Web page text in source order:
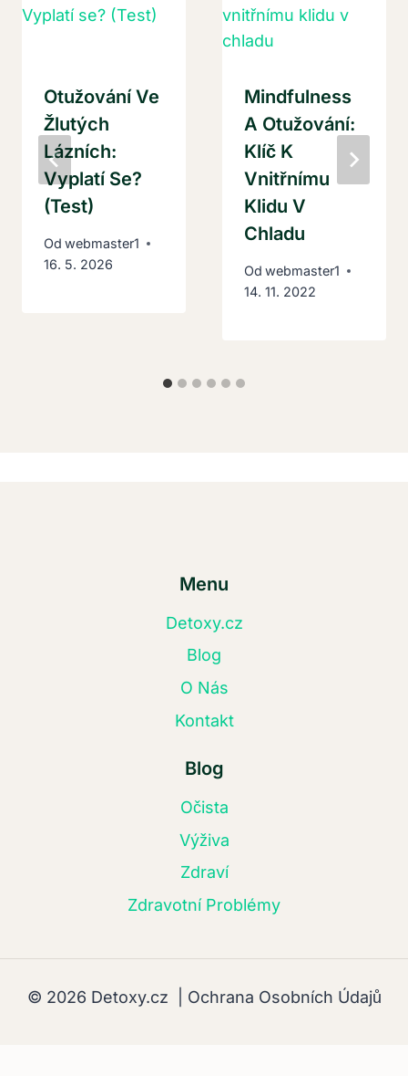
Otužování Ve
Žlutých
Lázních:
Vyplatí Se?
(Test)
Od webmaster1
16. 5. 2026
Mindfulness
A Otužování:
Klíč K
Vnitřnímu
Klidu V
Chladu
Od webmaster1
14. 11. 2022
Menu
Detoxy.cz
Blog
O Nás
Kontakt
Blog
Očista
Výživa
Zdraví
Zdravotní Problémy
© 2026 Detoxy.cz | Ochrana Osobních Údajů